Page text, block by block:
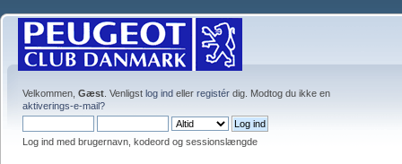
Velkommen, Gæst . Venligst log ind eller registér dig. Modtog du ikke en
aktiverings-e-mail?
Log ind med brugernavn, kodeord og sessionslængde